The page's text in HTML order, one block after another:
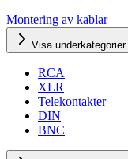
Montering av kablar
Visa
RCA
XLR
Telekontakter
DIN
BNC